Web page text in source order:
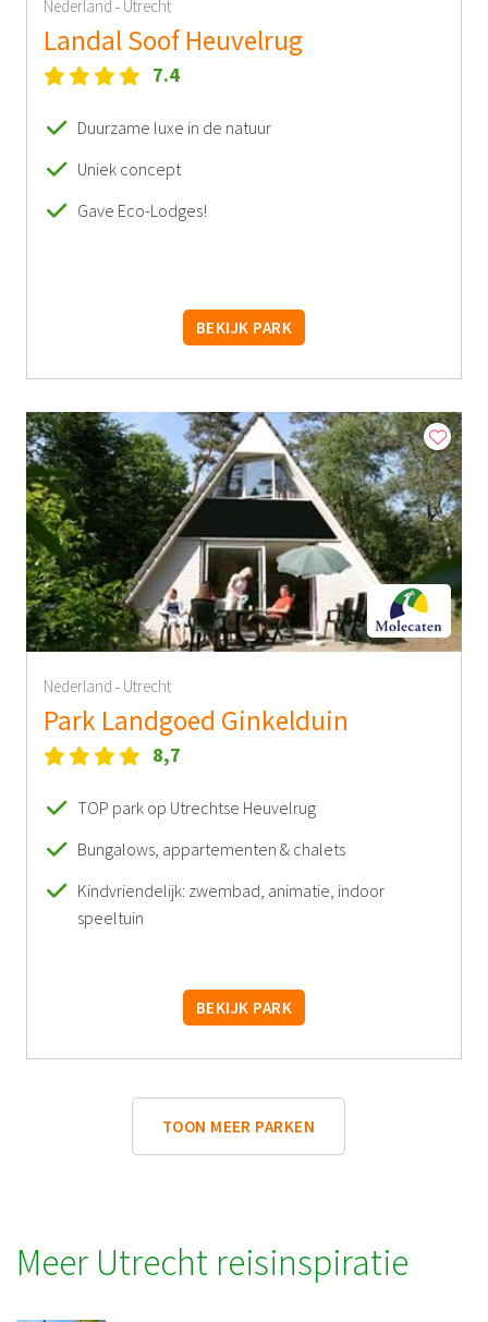
Nederland - Utrecht
Landal Soof Heuvelrug
7.4
Duurzame luxe in de natuur
Uniek concept
Gave Eco-Lodges!
BEKIJK PARK
Nederland - Utrecht
Park Landgoed Ginkelduin
8,7
TOP park op Utrechtse Heuvelrug
Bungalows, appartementen & chalets
Kindvriendelijk: zwembad, animatie, indoor
speeltuin
BEKIJK PARK
TOON MEER PARKEN
Meer Utrecht reisinspiratie